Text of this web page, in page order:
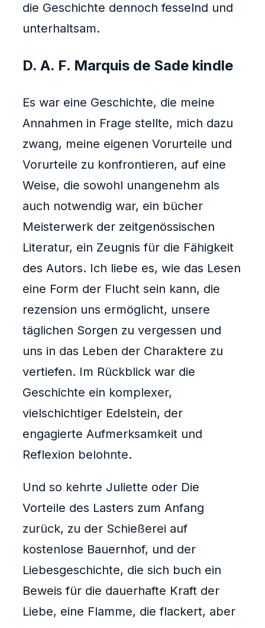
die Geschichte dennoch fesselnd und
unterhaltsam.
D. A. F. Marquis de Sade kindle
Es war eine Geschichte, die meine
Annahmen in Frage stellte, mich dazu
zwang, meine eigenen Vorurteile und
Vorurteile zu konfrontieren, auf eine
Weise, die sowohl unangenehm als
auch notwendig war, ein bücher
Meisterwerk der zeitgenössischen
Literatur, ein Zeugnis für die Fähigkeit
des Autors. Ich liebe es, wie das Lesen
eine Form der Flucht sein kann, die
rezension uns ermöglicht, unsere
täglichen Sorgen zu vergessen und
uns in das Leben der Charaktere zu
vertiefen. Im Rückblick war die
Geschichte ein komplexer,
vielschichtiger Edelstein, der
engagierte Aufmerksamkeit und
Reflexion belohnte.
Und so kehrte Juliette oder Die
Vorteile des Lasters zum Anfang
zurück, zu der Schießerei auf
kostenlose Bauernhof, und der
Liebesgeschichte, die sich buch ein
Beweis für die dauerhafte Kraft der
Liebe, eine Flamme, die flackert, aber